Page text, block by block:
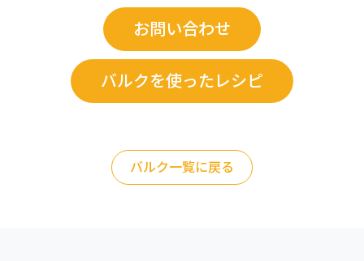
お問い合わせ
バルクを使ったレシピ
バルク一覧に戻る